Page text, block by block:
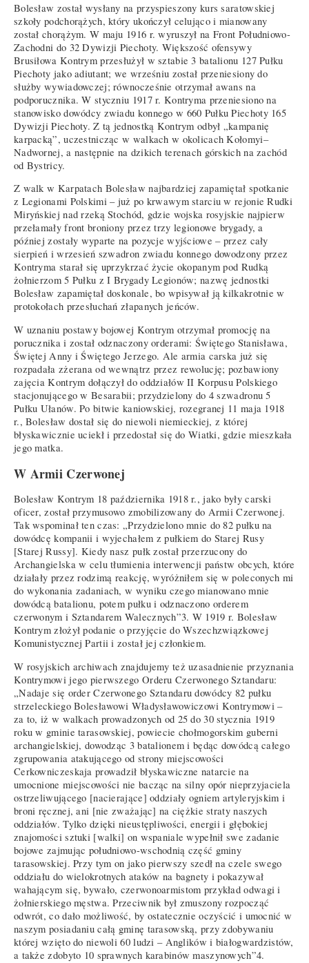
Bolesław został wysłany na przyspieszony kurs saratowskiej
szkoły podchorążych, który ukończył celująco i mianowany
został chorążym. W maju 1916 r. wyruszył na Front Południowo-
Zachodni do 32 Dywizji Piechoty. Większość ofensywy
Brusiłowa Kontrym przesłużył w sztabie 3 batalionu 127 Pułku
Piechoty jako adiutant; we wrześniu został przeniesiony do
służby wywiadowczej; równocześnie otrzymał awans na
podporucznika. W styczniu 1917 r. Kontryma przeniesiono na
stanowisko dowódcy zwiadu konnego w 660 Pułku Piechoty 165
Dywizji Piechoty. Z tą jednostką Kontrym odbył „kampanię
karpacką”, uczestnicząc w walkach w okolicach Kołomyi–
Nadwornej, a następnie na dzikich terenach górskich na zachód
od Bystricy.
Z walk w Karpatach Bolesław najbardziej zapamiętał spotkanie
z Legionami Polskimi – już po krwawym starciu w rejonie Rudki
Miryńskiej nad rzeką Stochód, gdzie wojska rosyjskie najpierw
przełamały front broniony przez trzy legionowe brygady, a
później zostały wyparte na pozycje wyjściowe – przez cały
sierpień i wrzesień szwadron zwiadu konnego dowodzony przez
Kontryma starał się uprzykrzać życie okopanym pod Rudką
żołnierzom 5 Pułku z I Brygady Legionów; nazwę jednostki
Bolesław zapamiętał doskonale, bo wpisywał ją kilkakrotnie w
protokołach przesłuchań złapanych jeńców.
W uznaniu postawy bojowej Kontrym otrzymał promocję na
porucznika i został odznaczony orderami: Świętego Stanisława,
Świętej Anny i Świętego Jerzego. Ale armia carska już się
rozpadała zżerana od wewnątrz przez rewolucję; pozbawiony
zajęcia Kontrym dołączył do oddziałów II Korpusu Polskiego
stacjonującego w Besarabii; przydzielony do 4 szwadronu 5
Pułku Ułanów. Po bitwie kaniowskiej, rozegranej 11 maja 1918
r., Bolesław dostał się do niewoli niemieckiej, z której
błyskawicznie uciekł i przedostał się do Wiatki, gdzie mieszkała
jego matka.
W Armii Czerwonej
Bolesław Kontrym 18 października 1918 r., jako były carski
oficer, został przymusowo zmobilizowany do Armii Czerwonej.
Tak wspominał ten czas: „Przydzielono mnie do 82 pułku na
dowódcę kompanii i wyjechałem z pułkiem do Starej Rusy
[Starej Russy]. Kiedy nasz pułk został przerzucony do
Archangielska w celu tłumienia interwencji państw obcych, które
działały przez rodzimą reakcję, wyróżniłem się w poleconych mi
do wykonania zadaniach, w wyniku czego mianowano mnie
dowódcą batalionu, potem pułku i odznaczono orderem
czerwonym i Sztandarem Walecznych”3. W 1919 r. Bolesław
Kontrym złożył podanie o przyjęcie do Wszechzwiązkowej
Komunistycznej Partii i został jej członkiem.
W rosyjskich archiwach znajdujemy też uzasadnienie przyznania
Kontrymowi jego pierwszego Orderu Czerwonego Sztandaru:
„Nadaje się order Czerwonego Sztandaru dowódcy 82 pułku
strzeleckiego Bolesławowi Władysławowiczowi Kontrymowi –
za to, iż w walkach prowadzonych od 25 do 30 stycznia 1919
roku w gminie tarasowskiej, powiecie chołmogorskim guberni
archangielskiej, dowodząc 3 batalionem i będąc dowódcą całego
zgrupowania atakującego od strony miejscowości
Cerkowniczeskaja prowadził błyskawiczne natarcie na
umocnione miejscowości nie bacząc na silny opór nieprzyjaciela
ostrzeliwującego [nacierające] oddziały ogniem artyleryjskim i
broni ręcznej, ani [nie zważając] na ciężkie straty naszych
oddziałów. Tylko dzięki nieustępliwości, energii i głębokiej
znajomości sztuki [walki] on wspaniale wypełnił swe zadanie
bojowe zajmując południowo-wschodnią część gminy
tarasowskiej. Przy tym on jako pierwszy szedł na czele swego
oddziału do wielokrotnych ataków na bagnety i pokazywał
wahającym się, bywało, czerwonoarmistom przykład odwagi i
żołnierskiego męstwa. Przeciwnik był zmuszony rozpocząć
odwrót, co dało możliwość, by ostatecznie oczyścić i umocnić w
naszym posiadaniu całą gminę tarasowską, przy zdobywaniu
której wzięto do niewoli 60 ludzi – Anglików i białogwardzistów,
a także zdobyto 10 sprawnych karabinów maszynowych”4.